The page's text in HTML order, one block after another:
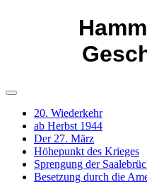
20. Wiederkehr
ab Herbst 1944
Der 27. März
Höhepunkt des Krieges
Sprengung der
Besetzung durch die